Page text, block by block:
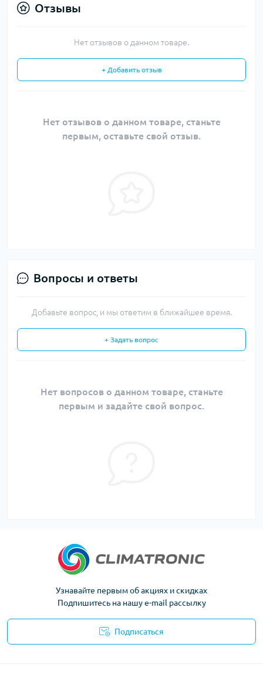
Отзывы
Нет отзывов о данном товаре.
+ Добавить отзыв
Нет отзывов о данном товаре, станьте
первым, оставьте свой отзыв.
Вопросы и ответы
Добавьте вопрос, и мы ответим в ближайшее время.
+ Задать вопрос
Нет вопросов о данном товаре, станьте
первым и задайте свой вопрос.
Узнавайте первым об акциях и скидках
Подпишитесь на нашу e-mail рассылку
Подписаться